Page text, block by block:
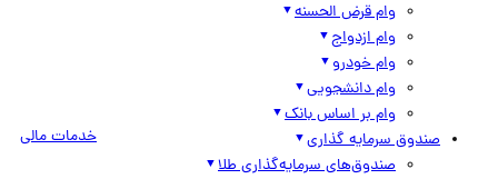
وام قرض الحسنه
وام ازدواج
وام خودرو
وام دانشجویی
وام بر اساس بانک
صندوق سرمایه گذاری
صندوق‌های سرمایه‌گذاری طلا
خدمات مالی